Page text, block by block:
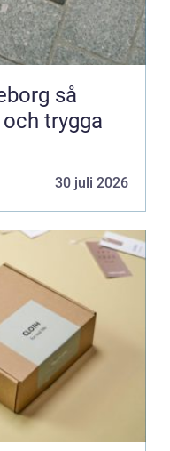
så
trygga
30 juli 2026